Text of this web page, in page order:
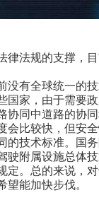
法规的支撑，目
有全球统一的技
国家，由于需要
协同中道路的协
比较快，但安全
技术标准。国
驶附属设施总体
。总的来说，对
能加快步伐。